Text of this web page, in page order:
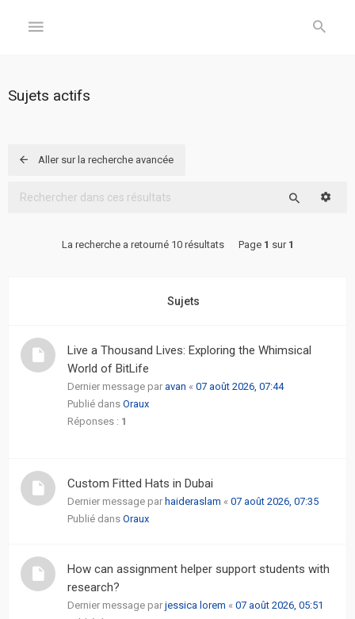
Inscription
Connexion
Sujets
actifs
RACCOURCIS
FAQ
Sujets actifs
Aller sur la recherche avancée
La recherche a retourné 10 résultats Page 1 sur 1
Sujets
Live a Thousand Lives: Exploring the Whimsical
World of BitLife
Dernier message par avan « 07 août 2026, 07:44
Publié dans Oraux
Réponses : 1
Custom Fitted Hats in Dubai
Dernier message par haideraslam « 07 août 2026, 07:35
Publié dans Oraux
How can assignment helper support students with
research?
Dernier message par jessica lorem « 07 août 2026, 05:51